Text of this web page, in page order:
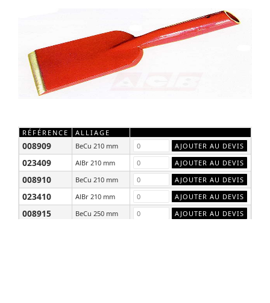
RÉFÉRENCE ALLIAGE
008909 BeCu 210 mm
023409 AlBr 210 mm
008910 BeCu 210 mm
023410 AlBr 210 mm
008915 BeCu 250 mm